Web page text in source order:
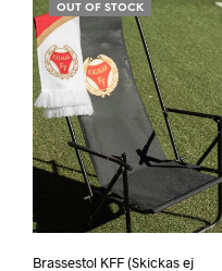
OUT OF STOCK
Brassestol KFF (Skickas ej